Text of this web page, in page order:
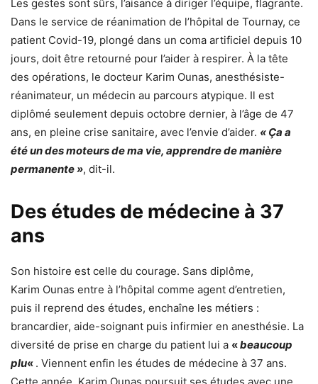
Les gestes sont sûrs, l’aisance à diriger l’équipe, flagrante.
Dans le service de réanimation de l’hôpital de Tournay, ce
patient Covid-19, plongé dans un coma artificiel depuis 10
jours, doit être retourné pour l’aider à respirer. À la tête
des opérations, le docteur Karim Ounas, anesthésiste-
réanimateur, un médecin au parcours atypique. Il est
diplômé seulement depuis octobre dernier, à l’âge de 47
ans, en pleine crise sanitaire, avec l’envie d’aider. « Ça a
été un des moteurs de ma vie, apprendre de manière
permanente », dit-il.
Des études de médecine à 37
ans
Son histoire est celle du courage. Sans diplôme,
Karim Ounas entre à l’hôpital comme agent d’entretien,
puis il reprend des études, enchaîne les métiers :
brancardier, aide-soignant puis infirmier en anesthésie. La
diversité de prise en charge du patient lui a «beaucoup
plu« . Viennent enfin les études de médecine à 37 ans.